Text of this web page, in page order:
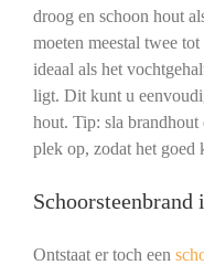
droog en schoon hout
moeten meestal twee
ideaal als het
ligt. Dit kunt u
hout. Tip: sla brandhout
plek op, zodat het goed
Ontstaat er toch een